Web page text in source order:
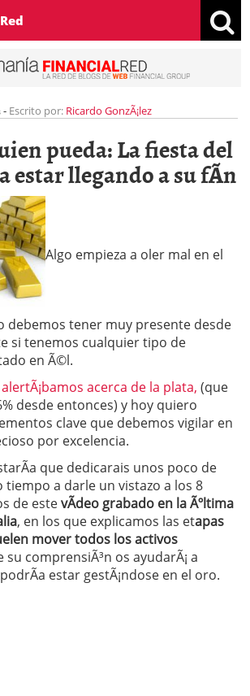
- Escrito por: Ricardo GonzÃ¡lez
pueda: La fiesta del
estar llegando a su fÃ­n
Algo empieza a oler mal en el
debemos tener muy presente desde
si tenemos cualquier tipo de
en Ã©l.
alertÃ¡bamos acerca de la plata, (que
desde entonces) y hoy quiero
clave que debemos vigilar en
por excelencia.
que dedicarais unos poco de
a darle un vistazo a los 8
de estevÃ­deo grabado en la Ãºltima
, en los que explicamos las etapas
mover todos los activos
su comprensiÃ³n os ayudarÃ¡ a
estar gestÃ¡ndose en el oro.